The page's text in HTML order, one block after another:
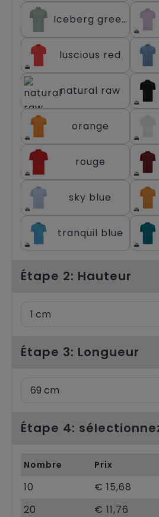
Iceberg green
luscious red
natural raw
orange
rouge
sky blue
tranquil blue
Étape 2: Hauteur
Étape 3: Longueur
Étape 4:
Nombre Prix
10 € 15,68
20
€ 11,76